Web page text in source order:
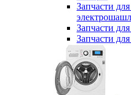
Запчасти
Запчасти
Запчасти